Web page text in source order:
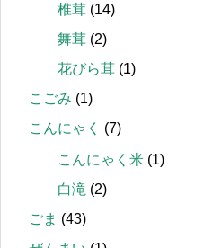
椎茸 (14)
舞茸 (2)
花びら茸 (1)
こごみ (1)
こんにゃく
(7)
こんにゃく米 (1)
白滝 (2)
ごま (43)